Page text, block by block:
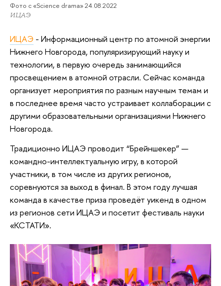
Фото с «Science drama» 24.08.2022
ИЦАЭ
ИЦАЭ - Информационный центр по атомной энергии
Нижнего Новгорода, популяризирующий науку и
технологии, в первую очередь занимающийся
просвещением в атомной отрасли. Сейчас команда
организует мероприятия по разным научным темам и
в последнее время часто устраивает коллаборации с
другими образовательными организациями Нижнего
Новгорода.
Традиционно ИЦАЭ проводит “Брейншекер” —
командно-интеллектуальную игру, в которой
участники, в том числе из других регионов,
соревнуются за выход в финал. В этом году лучшая
команда в качестве приза проведёт уикенд в одном
из регионов сети ИЦАЭ и посетит фестиваль науки
«КСТАТИ».